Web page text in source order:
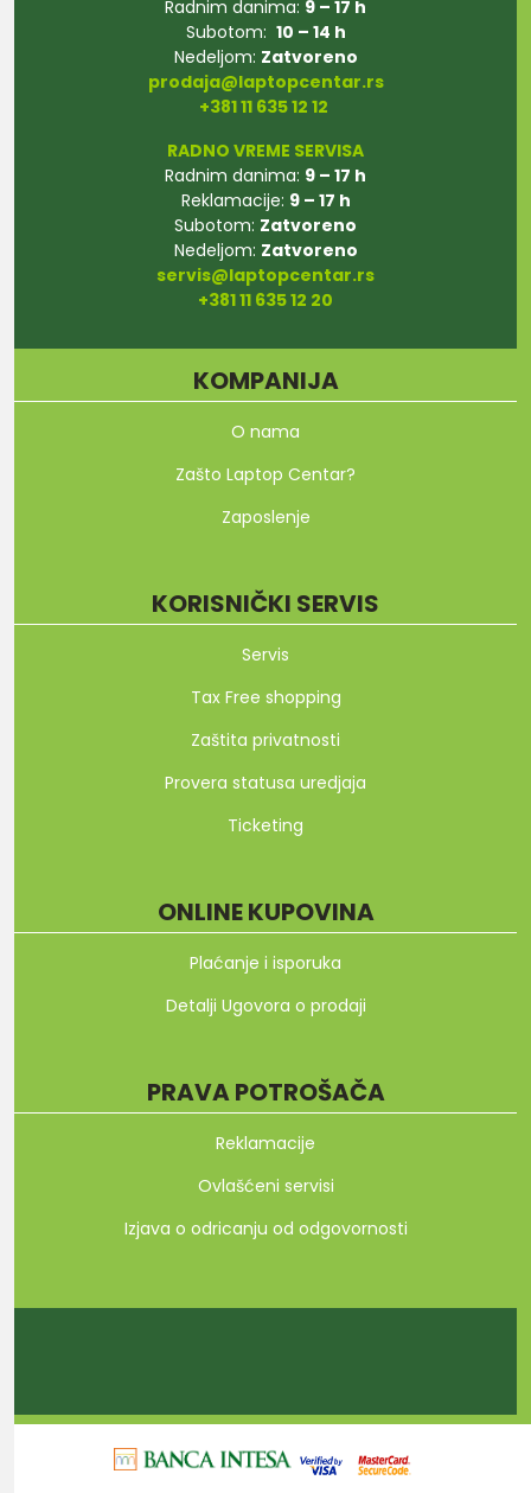
Radnim danima: 9 – 17 h
Subotom: 10 – 14 h
Nedeljom: Zatvoreno
prodaja@laptopcentar.rs
+381 11 635 12 12
RADNO VREME SERVISA
Radnim danima: 9 – 17 h
Reklamacije: 9 – 17 h
Subotom: Zatvoreno
Nedeljom: Zatvoreno
servis@laptopcentar.rs
+381 11 635 12 20
KOMPANIJA
O nama
Zašto Laptop Centar?
Zaposlenje
KORISNIČKI SERVIS
Servis
Tax Free shopping
Zaštita privatnosti
Provera statusa uredjaja
Ticketing
ONLINE KUPOVINA
Plaćanje i isporuka
Detalji Ugovora o prodaji
PRAVA POTROŠAČA
Reklamacije
Ovlašćeni servisi
Izjava o odricanju od odgovornosti